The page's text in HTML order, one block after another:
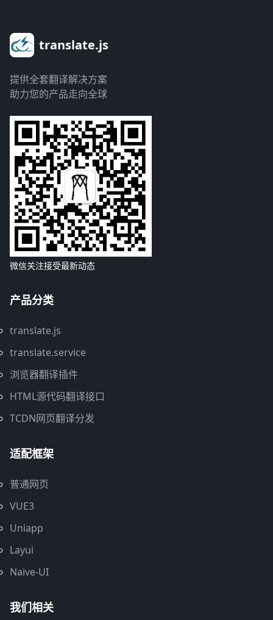
translate.js
提供全套翻译解决方案
助力您的产品走向全球
微信关注接受最新动态
产品分类
translate.js
translate.service
浏览器翻译插件
HTML源代码翻译接口
TCDN网页翻译分发
适配框架
普通网页
VUE3
Uniapp
Layui
Naive-UI
我们相关